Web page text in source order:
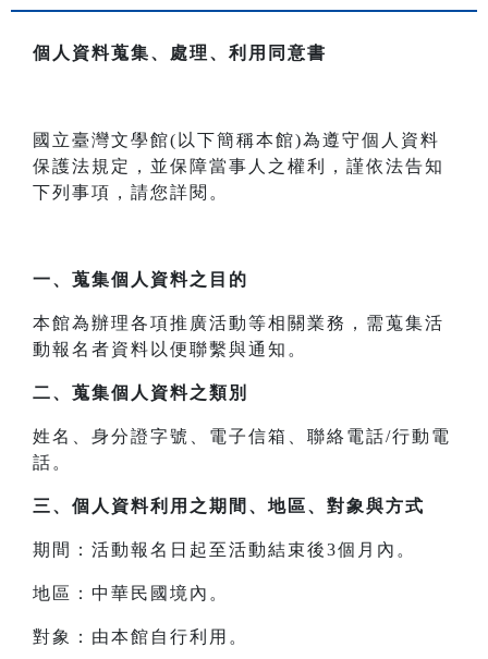
個人資料蒐集、處理、利用同意書
國立臺灣文學館(以下簡稱本館)為遵守個人資料
保護法規定，並保障當事人之權利，謹依法告知
下列事項，請您詳閱。
一、 蒐集個人資料之目的
本館為辦理各項推廣活動等相關業務，需蒐集活
動報名者資料以便聯繫與通知。
二、 蒐集個人資料之類別
姓名、身分證字號、電子信箱、聯絡電話/行動電
話。
三、 個人資料利用之期間、地區、對象與方式
期間：活動報名日起至活動結束後3個月內。
地區：中華民國境內。
對象：由本館自行利用。